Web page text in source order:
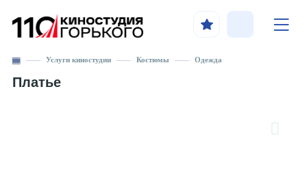
Услуги киностудии Костюмы Одежда
Платье